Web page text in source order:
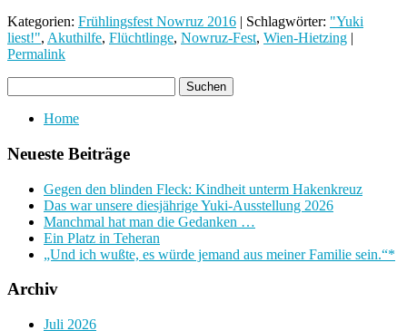
Kategorien: Frühlingsfest Nowruz 2016 | Schlagwörter: "Yuki
liest!", Akuthilfe, Flüchtlinge, Nowruz-Fest, Wien-Hietzing |
Permalink
Home
Neueste Beiträge
Gegen den blinden Fleck: Kindheit unterm Hakenkreuz
Das war unsere diesjährige Yuki-Ausstellung 2026
Manchmal hat man die Gedanken …
Ein Platz in Teheran
„Und ich wußte, es würde jemand aus meiner Familie sein.“*
Archiv
Juli 2026